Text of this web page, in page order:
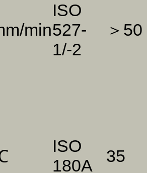
min
ISO
527-
1/-2
＞50
ISO
180A
35